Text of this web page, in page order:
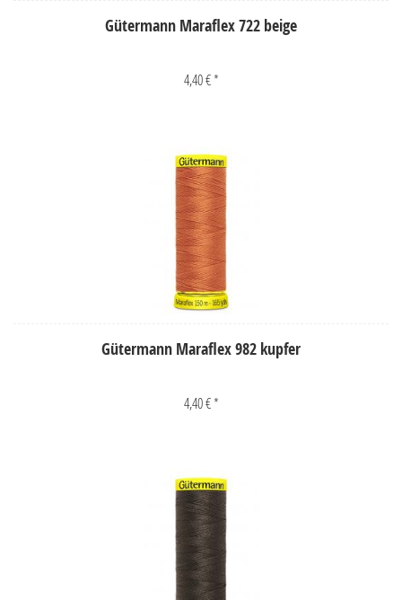
Gütermann Maraflex 722 beige
4,40 € *
Gütermann Maraflex 982 kupfer
4,40 € *